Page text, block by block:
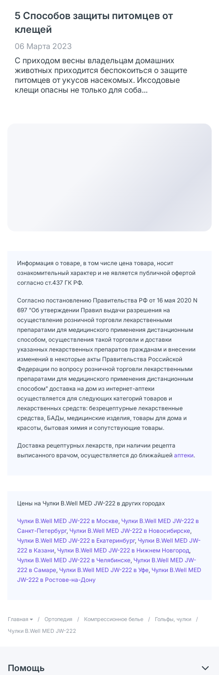
5 Способов защиты питомцев от
клещей
06 Марта 2023
С приходом весны владельцам домашних
животных приходится беспокоиться о защите
питомцев от укусов насекомых. Иксодовые
клещи опасны не только для соба...
Информация о товаре, в том числе цена товара, носит
ознакомительный характер и не является публичной офертой
согласно ст.437 ГК РФ.
Согласно постановлению Правительства РФ от 16 мая 2020 N
697 "Об утверждении Правил выдачи разрешения на
осуществление розничной торговли лекарственными
препаратами для медицинского применения дистанционным
способом, осуществления такой торговли и доставки
указанных лекарственных препаратов гражданам и внесении
изменений в некоторые акты Правительства Российской
Федерации по вопросу розничной торговли лекарственными
препаратами для медицинского применения дистанционным
способом" доставка на дом из интернет-аптеки
осуществляется для следующих категорий товаров и
лекарственных средств: безрецептурные лекарственные
средства, БАДы, медицинские изделия, товары для дома и
красоты, бытовая химия и сопутствующие товары.
Доставка рецептурных лекарств, при наличии рецепта
выписанного врачом, осуществляется до ближайшей аптеки.
Цены на Чулки B.Well MED JW-222 в других городах
Чулки B.Well MED JW-222 в Москве Чулки B.Well MED JW-222 в
Санкт-Петербург, Чулки B.Well MED JW-222 в Новосибирске
Чулки B.Well MED JW-222 в Екатеринбург, Чулки B.Well MED JW-
222 в Казани Чулки B.Well MED JW-222 в Нижнем Новгород
Чулки B.Well MED JW-222 в Челябинске Чулки B.Well MED JW-
222 в Самаре Чулки B.Well MED JW-222 в Уфе Чулки B.Well MED
JW-222 в Ростове-на-Дону
Главная / Ортопедия / Компрессионное белье / Гольфы, чулки
/
Чулки B.Well MED JW-222
Помощь